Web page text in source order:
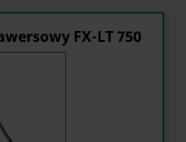
FX-LT 750